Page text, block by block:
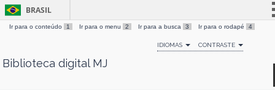
Skip
BRASIL
Simplifique!
Comunica BR
Ir para o conteúdo 1 Ir para o menu 2 Ir para a busca 3 Ir para o rodapé 4
IDIOMAS CONTRASTE
Biblioteca digital MJ